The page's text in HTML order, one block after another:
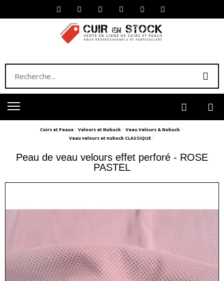
Cuirs et Peaux Velours et Nubuck
Veau Velours & Nubuck
Veau velours et nubuck CLASSIQUE
Peau de veau velours effet perforé - ROSE
PASTEL